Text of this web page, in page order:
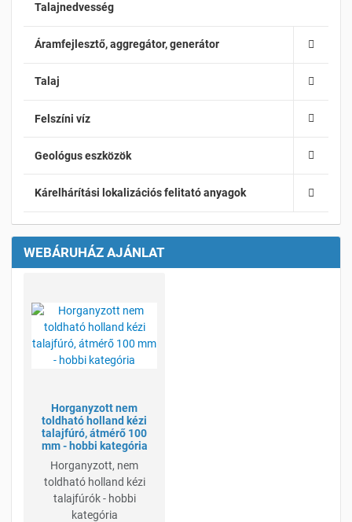
Talajnedvesség
Áramfejlesztő, aggregátor, generátor
Talaj
Felszíni víz
Geológus eszközök
Kárelhárítási lokalizációs felitató anyagok
WEBÁRUHÁZ AJÁNLAT
Horganyzott nem
toldható holland kézi
talajfúró, átmérő 100
mm - hobbi kategória
Horganyzott, nem
toldható holland kézi
talajfúrók - hobbi
kategória